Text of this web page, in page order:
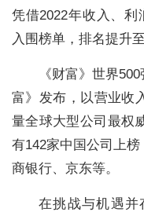
凭借2022年收入、
入围榜单，排名提升至
《财富》世界
富》发布，以营业收
量全球大型公司最权
有142家中国公司上
商银行、京东等。
在挑战与机遇并